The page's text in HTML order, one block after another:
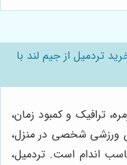
تردمیل از جیم لند با
ترافیک و کمبود زمان،
ورزشی شخصی در منزل،
اندام است. تردمیل،